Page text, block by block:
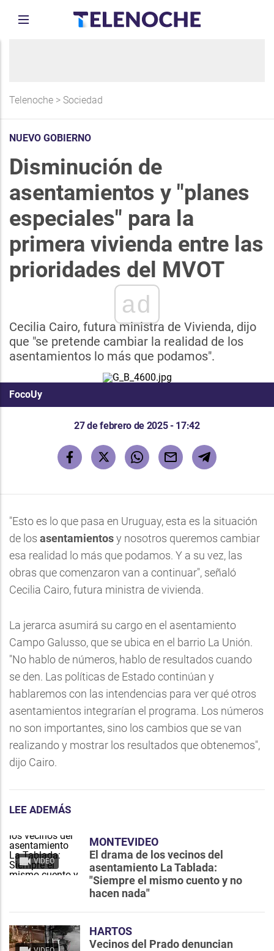
Telenoche > Sociedad
NUEVO GOBIERNO
Disminución de
asentamientos y "planes
especiales" para la
primera vivienda entre las
prioridades del MVOT
ad
Cecilia Cairo, futura ministra de Vivienda, dijo
que "se pretende cambiar la realidad de los
asentamientos lo más que podamos".
FocoUy
27 de febrero de 2025 - 17:42
"Esto es lo que pasa en Uruguay, esta es la situación
de los asentamientosy nosotros queremos cambiar
esa realidad lo más que podamos. Y a su vez, las
obras que comenzaron van a continuar", señaló
Cecilia Cairo, futura ministra de vivienda.
La jerarca asumirá su cargo en el asentamiento
Campo Galusso, que se ubica en el barrio La Unión.
"No hablo de números, hablo de resultados cuando
se den. Las políticas de Estado continúan y
hablaremos con las intendencias para ver qué otros
asentamientos integrarían el programa. Los números
no son importantes, sino los cambios que se van
realizando y mostrar los resultados que obtenemos",
dijo Cairo.
LEE ADEMÁS
VIDEO
MONTEVIDEO
El drama de los vecinos del
asentamiento La Tablada:
"Siempre el mismo cuento y no
hacen nada"
HARTOS
Vecinos del Prado denuncian